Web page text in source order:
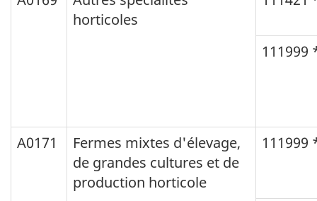
horticoles
111999
A0171
Fermes mixtes d'élevage,
de grandes cultures et de
production horticole
111999